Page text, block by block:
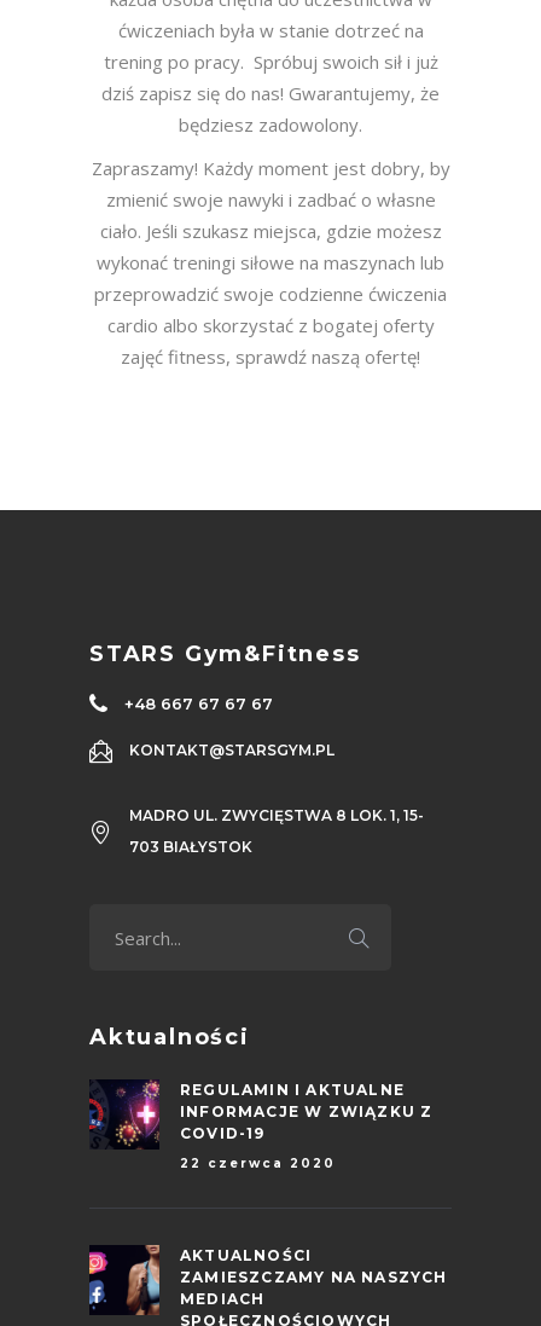
ćwiczeniach była w stanie dotrzeć na
trening po pracy. Spróbuj swoich sił i już
dziś zapisz się do nas! Gwarantujemy, że
będziesz zadowolony.
Zapraszamy! Każdy moment jest dobry, by
zmienić swoje nawyki i zadbać o własne
ciało. Jeśli szukasz miejsca, gdzie możesz
wykonać treningi siłowe na maszynach lub
przeprowadzić swoje codzienne ćwiczenia
cardio albo skorzystać z bogatej oferty
zajęć fitness, sprawdź naszą ofertę!
STARS Gym&Fitness
+48 667 67 67 67
KONTAKT@STARSGYM.PL
MADRO UL. ZWYCIĘSTWA 8 LOK. 1, 15-
703 BIAŁYSTOK
Aktualności
REGULAMIN I AKTUALNE
INFORMACJE W ZWIĄZKU Z
COVID-19
22 czerwca 2020
AKTUALNOŚCI
ZAMIESZCZAMY NA NASZYCH
MEDIACH
SPOŁECZNOŚCIOWYCH